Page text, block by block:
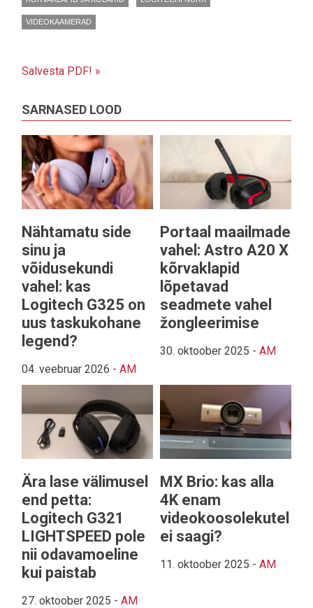
VIDEOKAAMERAD
Salvesta PDF! »
SARNASED LOOD
Nähtamatu side
sinu ja
võidusekundi
vahel: kas
Logitech G325 on
uus taskukohane
legend?
04. veebruar 2026 - AM
Portaal maailmade
vahel: Astro A20 X
kõrvaklapid
lõpetavad
seadmete vahel
žongleerimise
30. oktoober 2025 - AM
Ära lase välimusel
end petta:
Logitech G321
LIGHTSPEED pole
nii odavamoeline
kui paistab
27. oktoober 2025 - AM
MX Brio: kas alla
4K enam
videokoosolekutel
ei saagi?
11. oktoober 2025 - AM